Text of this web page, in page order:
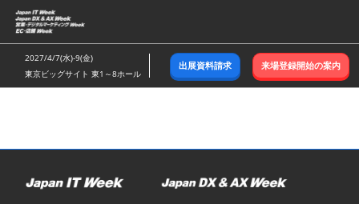
ス
キ
ッ
し
む
2027/4/7(水)-9(金)
東京ビッグサイト 東1～8ホール
出展資料請求 来場登録開始の案内